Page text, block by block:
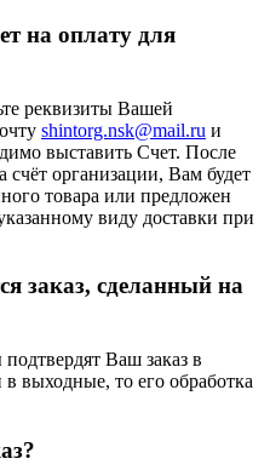
на оплату для
реквизиты Вашей
shintorg.nsk@mail.ru и
выставить Счет. После
организации, Вам будет
товара или предложен
виду доставки при
заказ, сделанный на
Ваш заказ в
в выходные, то его обработка